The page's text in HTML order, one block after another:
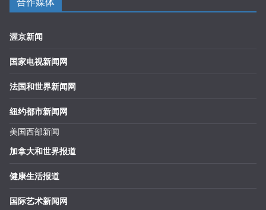
渥京新闻
国家电视新闻网
法国和世界新闻网
纽约都市新闻网
美国西部新闻
加拿大和世界报道
健康生活报道
国际艺术新闻网